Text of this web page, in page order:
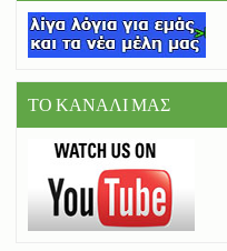
ΤΟ ΚΑΝΑΛΙ ΜΑΣ